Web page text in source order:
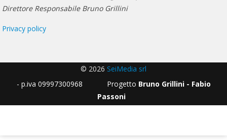
Direttore Responsabile Bruno Grillini
Privacy policy
© 2026 SeiMedia srl
- p.iva 09997300968 Progetto Bruno Grillini - Fabio
Passoni